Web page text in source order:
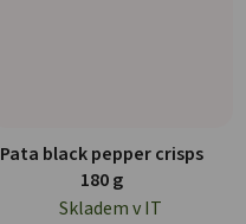
Pata black pepper crisps
180 g
Skladem v IT